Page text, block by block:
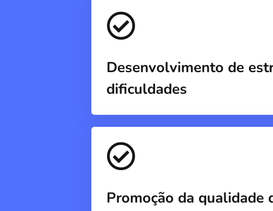
Desenvolvimento de
dificuldades
Promoção da qualidade